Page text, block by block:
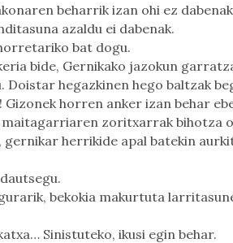
beharrik izan ohi ez
azaldu ei dabenak.
bat dogu.
bide, Gernikako jazokun
Doistar hegazkinen hego baltzak
horren anker izan behar
maitagarriaren zoritxarrak bihotza
herrikide apal batekin
bekokia makurtuta
Sinistuteko, ikusi egin behar.